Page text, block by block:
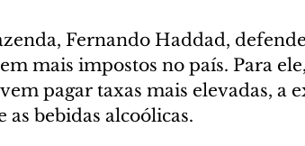
Fernando Haddad,
mais impostos no país. Para
pagar taxas mais elevadas, a
as bebidas alcoólicas.